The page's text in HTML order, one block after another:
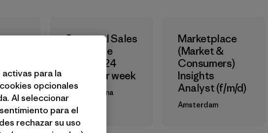
Seasonal Sales
Associate
(f/m/d) – 24
hours per week
Montebelluna
Marketplace
(Market &
Consumers)
Insights
Analyst (f/m/d)
Amsterdam
para la
opcionales
Al seleccionar
para el
rechazar su uso